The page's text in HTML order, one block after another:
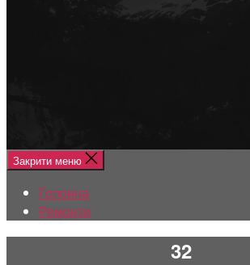
Закрити меню
Головна
Ремонти
32